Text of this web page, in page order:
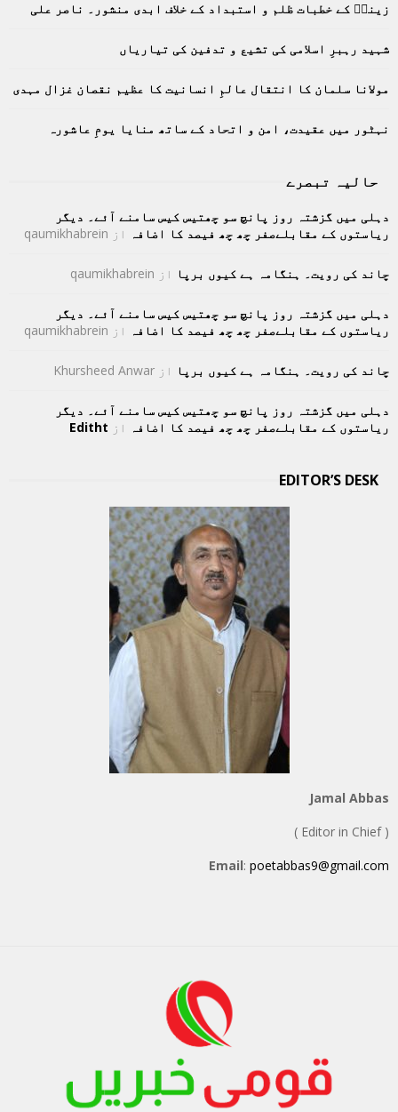
r
R
C
H
زینبؑ کے خطبات ظلم و استبداد کے خلاف ابدی منشور۔ ناصر علی
شہید رہبرِ اسلامی کی تشیع و تدفین کی تیاریاں
مولانا سلمان کا انتقال عالمِ انسانیت کا عظیم نقصان غزال مہدی
نہٹور میں عقیدت، امن و اتحاد کے ساتھ منایا یومِ عاشورہ
حالیہ تبصرے
دہلی میں گزشتہ روز پانچ سو چھتیس کیس سامنے آئے۔ دیگر
ریاستوں کے مقابلےصفر چھ چھ فیصد کا اضافہ از qaumikhabrein
چاند کی رویت۔ ہنگامہ ہے کیوں برپا از qaumikhabrein
دہلی میں گزشتہ روز پانچ سو چھتیس کیس سامنے آئے۔ دیگر
ریاستوں کے مقابلےصفر چھ چھ فیصد کا اضافہ از qaumikhabrein
چاند کی رویت۔ ہنگامہ ہے کیوں برپا از Khursheed Anwar
دہلی میں گزشتہ روز پانچ سو چھتیس کیس سامنے آئے۔ دیگر
ریاستوں کے مقابلےصفر چھ چھ فیصد کا اضافہ از Editht
EDITOR’S DESK
Jamal Abbas
( Editor in Chief )
Email: poetabbas9@gmail.com